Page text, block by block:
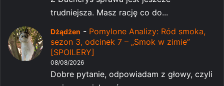
trudniejsza. Masz rację co do...
Dżądżen - Pomylone Analizy: Ród smoka,
sezon 3, odcinek 7 – „Smok w zimie”
[SPOILERY]
08/08/2026
Dobre pytanie, odpowiadam z głowy, czyli